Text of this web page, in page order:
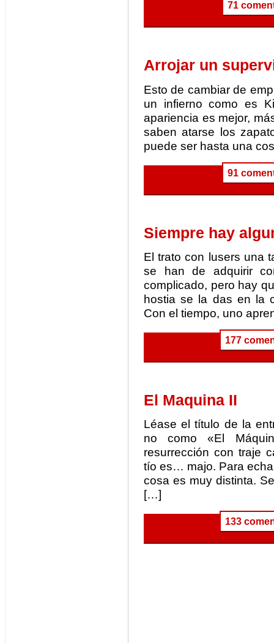
71
Arrojar un
Esto de cambiar de
un infierno como es
apariencia es mejor,
saben atarse los
puede ser hasta una
91
Siempre hay
El trato con lusers una
se han de adquirir
complicado, pero hay
hostia se la das en la
Con el tiempo, uno
177
El Maquina II
Léase el título de la
no como «El
resurrección con traje
tío es… majo. Para
cosa es muy distinta.
[…]
133